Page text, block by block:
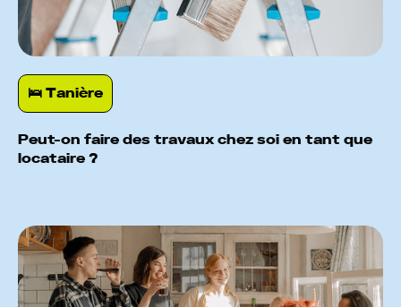
🛌️ Tanière
Peut-on faire des travaux chez soi en tant que
locataire ?